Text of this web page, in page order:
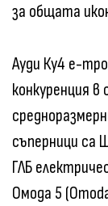
за общата
Ауди Ку4 е-
конкуренция
съперници са
ГЛБ
Омода 5